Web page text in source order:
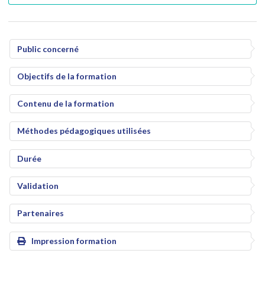
Public concerné
Objectifs de la formation
Contenu de la formation
Méthodes pédagogiques utilisées
Durée
Validation
Partenaires
Impression formation